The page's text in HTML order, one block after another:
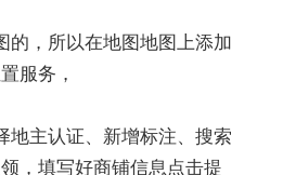
的，所以在地图地图上添加
服务，
地主认证、新增标注、搜索
，填写好商铺信息点击提